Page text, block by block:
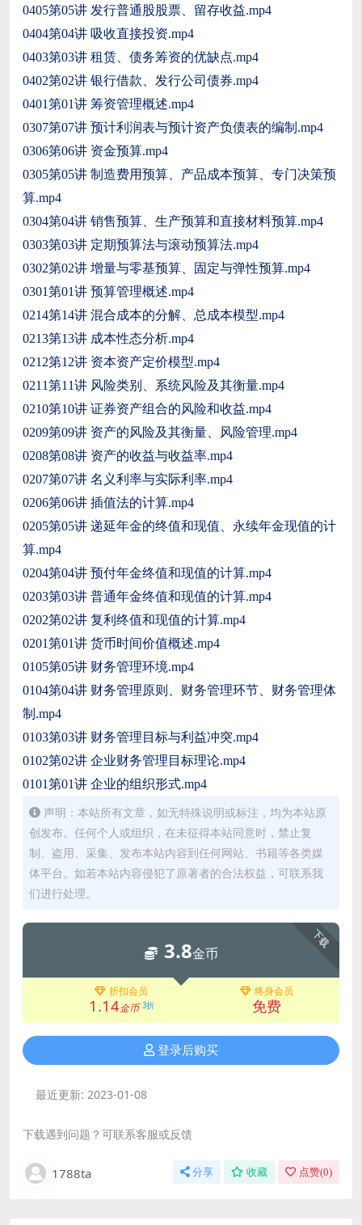
0405第05讲 发行普通股股票、留存收益.mp4
0404第04讲 吸收直接投资.mp4
0403第03讲 租赁、债务筹资的优缺点.mp4
0402第02讲 银行借款、发行公司债券.mp4
0401第01讲 筹资管理概述.mp4
0307第07讲 预计利润表与预计资产负债表的编制.mp4
0306第06讲 资金预算.mp4
0305第05讲 制造费用预算、产品成本预算、专门决策预
算.mp4
0304第04讲 销售预算、生产预算和直接材料预算.mp4
0303第03讲 定期预算法与滚动预算法.mp4
0302第02讲 增量与零基预算、固定与弹性预算.mp4
0301第01讲 预算管理概述.mp4
0214第14讲 混合成本的分解、总成本模型.mp4
0213第13讲 成本性态分析.mp4
0212第12讲 资本资产定价模型.mp4
0211第11讲 风险类别、系统风险及其衡量.mp4
0210第10讲 证券资产组合的风险和收益.mp4
0209第09讲 资产的风险及其衡量、风险管理.mp4
0208第08讲 资产的收益与收益率.mp4
0207第07讲 名义利率与实际利率.mp4
0206第06讲 插值法的计算.mp4
0205第05讲 递延年金的终值和现值、永续年金现值的计
算.mp4
0204第04讲 预付年金终值和现值的计算.mp4
0203第03讲 普通年金终值和现值的计算.mp4
0202第02讲 复利终值和现值的计算.mp4
0201第01讲 货币时间价值概述.mp4
0105第05讲 财务管理环境.mp4
0104第04讲 财务管理原则、财务管理环节、财务管理体
制.mp4
0103第03讲 财务管理目标与利益冲突.mp4
0102第02讲 企业财务管理目标理论.mp4
0101第01讲 企业的组织形式.mp4
声明：本站所有文章，如无特殊说明或标注，均为本站原
创发布。任何个人或组织，在未征得本站同意时，禁止复
制、盗用、采集、发布本站内容到任何网站、书籍等各类媒
体平台。如若本站内容侵犯了原著者的合法权益，可联系我
们进行处理。
下载
3.8金币
折扣会员
1.14金币 3折
终身会员
免费
登录后购买
最近更新: 2023-01-08
下载遇到问题？可联系客服或反馈
1788ta 分享 收藏 点赞(0)